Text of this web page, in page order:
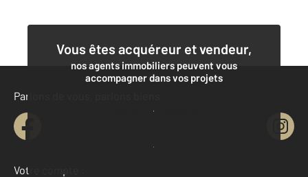
Vous êtes acquéreur et vendeur,
nos agents immobiliers peuvent vous
accompagner dans vos projets
Contacter l'agence
Demander une estimation
Parlons de vous, parlons biens
Votre compte :